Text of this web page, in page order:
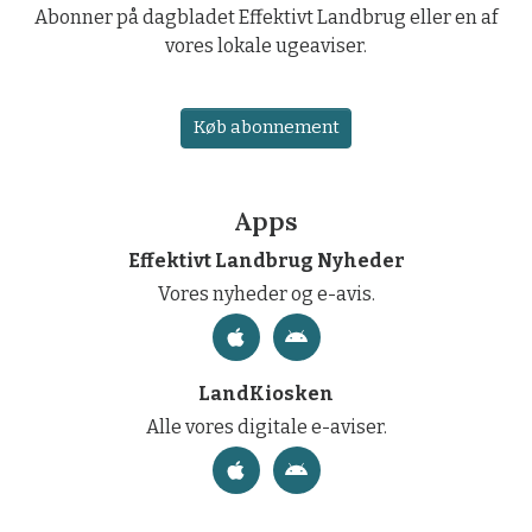
Abonner på dagbladet Effektivt Landbrug eller en af
vores lokale ugeaviser.
Køb abonnement
Apps
Effektivt Landbrug Nyheder
Vores nyheder og e-avis.
LandKiosken
Alle vores digitale e-aviser.